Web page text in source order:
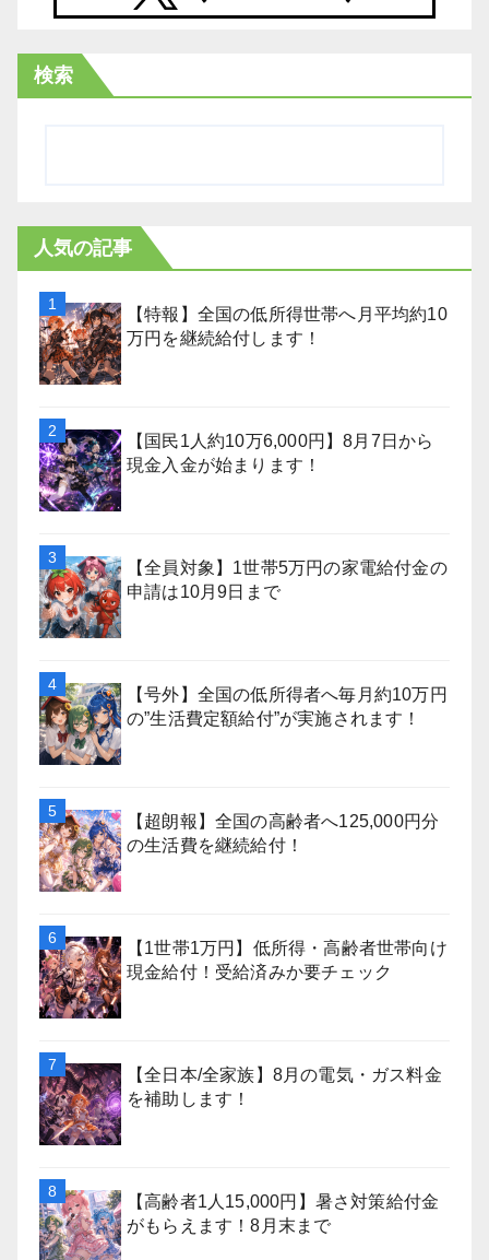
検索
人気の記事
【特報】全国の低所得世帯へ月平均約10
万円を継続給付します！
【国民1人約10万6,000円】8月7日から
現金入金が始まります！
【全員対象】1世帯5万円の家電給付金の
申請は10月9日まで
【号外】全国の低所得者へ毎月約10万円
の”生活費定額給付”が実施されます！
【超朗報】全国の高齢者へ125,000円分
の生活費を継続給付！
【1世帯1万円】低所得・高齢者世帯向け
現金給付！受給済みか要チェック
【全日本/全家族】8月の電気・ガス料金
を補助します！
【高齢者1人15,000円】暑さ対策給付金
がもらえます！8月末まで